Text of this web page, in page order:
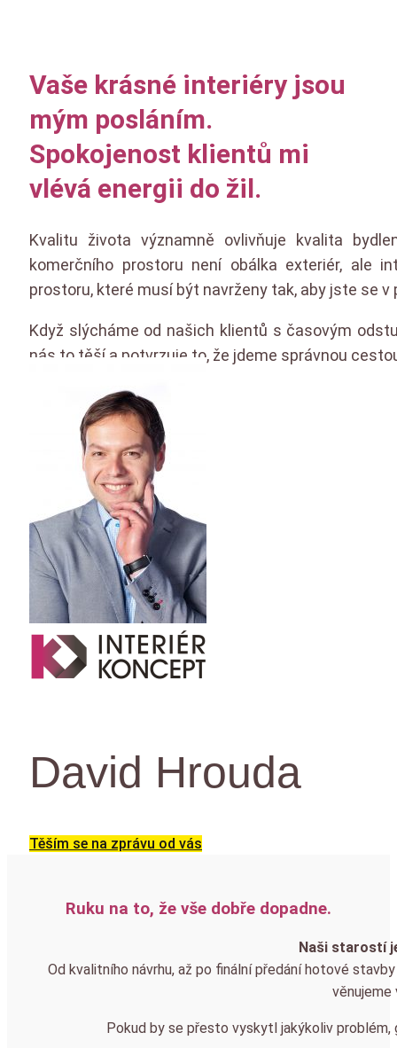
Vaše krásné interiéry jsou
mým posláním.
Spokojenost klientů mi
vlévá energii do žil.
Kvalitu života významně ovlivňuje kvalita
komerčního prostoru není obálka exteriér, ale
prostoru, které musí být navrženy tak, aby jste se v
Když slýcháme od našich klientů s časovým
nás to těší a potvrzuje to, že jdeme správnou
David Hrouda
Těším se na zprávu od vás
Ruku na to, že vše dobře dopadne.​
Naši starostí
Od kvalitního návrhu, až po finální předání hotové
věnujeme
Pokud by se přesto vyskytl jakýkoliv